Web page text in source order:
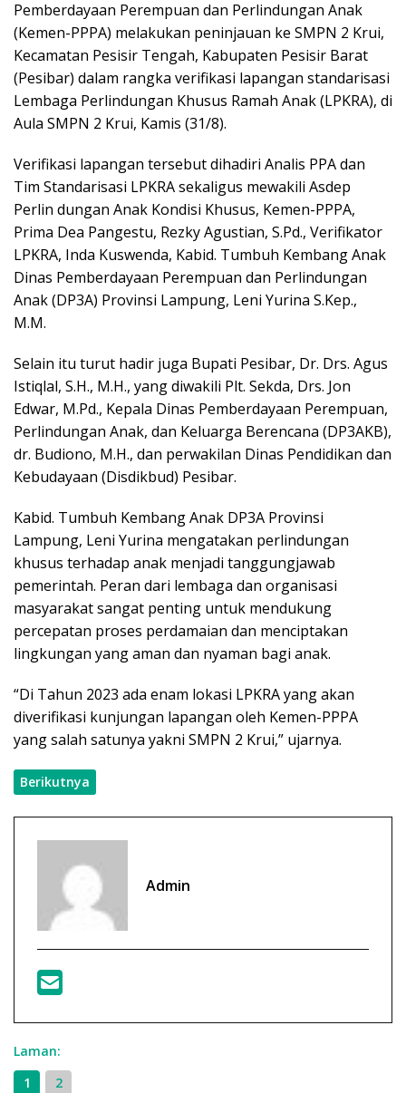
Pemberdayaan Perempuan dan Perlindungan Anak
(Kemen-PPPA) melakukan peninjauan ke SMPN 2 Krui,
Kecamatan Pesisir Tengah, Kabupaten Pesisir Barat
(Pesibar) dalam rangka verifikasi lapangan standarisasi
Lembaga Perlindungan Khusus Ramah Anak (LPKRA), di
Aula SMPN 2 Krui, Kamis (31/8).
Verifikasi lapangan tersebut dihadiri Analis PPA dan
Tim Standarisasi LPKRA sekaligus mewakili Asdep
Perlin dungan Anak Kondisi Khusus, Kemen-PPPA,
Prima Dea Pangestu, Rezky Agustian, S.Pd., Verifikator
LPKRA, Inda Kuswenda, Kabid. Tumbuh Kembang Anak
Dinas Pemberdayaan Perempuan dan Perlindungan
Anak (DP3A) Provinsi Lampung, Leni Yurina S.Kep.,
M.M.
Selain itu turut hadir juga Bupati Pesibar, Dr. Drs. Agus
Istiqlal, S.H., M.H., yang diwakili Plt. Sekda, Drs. Jon
Edwar, M.Pd., Kepala Dinas Pemberdayaan Perempuan,
Perlindungan Anak, dan Keluarga Berencana (DP3AKB),
dr. Budiono, M.H., dan perwakilan Dinas Pendidikan dan
Kebudayaan (Disdikbud) Pesibar.
Kabid. Tumbuh Kembang Anak DP3A Provinsi
Lampung, Leni Yurina mengatakan perlindungan
khusus terhadap anak menjadi tanggungjawab
pemerintah. Peran dari lembaga dan organisasi
masyarakat sangat penting untuk mendukung
percepatan proses perdamaian dan menciptakan
lingkungan yang aman dan nyaman bagi anak.
“Di Tahun 2023 ada enam lokasi LPKRA yang akan
diverifikasi kunjungan lapangan oleh Kemen-PPPA
yang salah satunya yakni SMPN 2 Krui,” ujarnya.
Berikutnya
Admin
Laman:
1
2